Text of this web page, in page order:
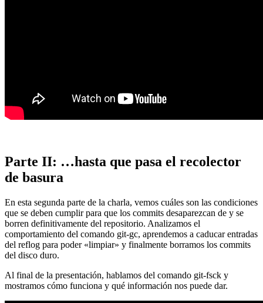
Parte II: …hasta que pasa el recolector
de basura
En esta segunda parte de la charla, vemos cuáles son las condiciones
que se deben cumplir para que los commits desaparezcan de y se
borren definitivamente del repositorio. Analizamos el
comportamiento del comando git-gc, aprendemos a caducar entradas
del reflog para poder «limpiar» y finalmente borramos los commits
del disco duro.
Al final de la presentación, hablamos del comando git-fsck y
mostramos cómo funciona y qué información nos puede dar.